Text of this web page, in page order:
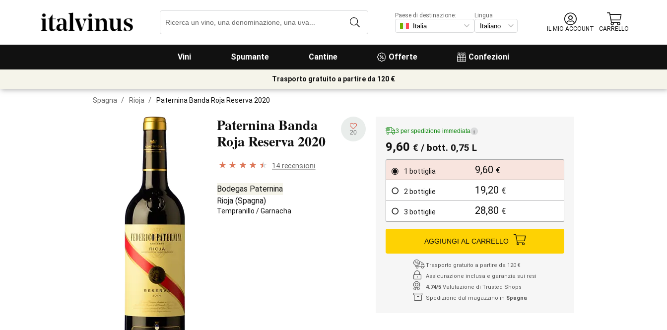
Vini Spumante Cantine Offerte Confezioni
Paese di destinazione:
Lingua
IL MIO ACCOUNT
CARRELLO
Trasporto gratuito a partire da 120 €
Spagna / Rioja / Paternina Banda Roja Reserva 2020
Paternina Banda
Roja Reserva2020 20
14 recensioni
Bodegas Paternina
Rioja (Spagna)
Tempranillo /Garnacha
3 per spedizione immediata i
9,60 € / bott. 0,75 L
1 bottiglia 9,60 €
2 bottiglie 19,20 €
3 bottiglie 28,80 €
AGGIUNGI AL CARRELLO
Trasporto gratuito a partire da 120 €
Assicurazione inclusa e garanzia sui resi
4.74/5 Valutazione di Trusted Shops
Spedizione dal magazzino in Spagna